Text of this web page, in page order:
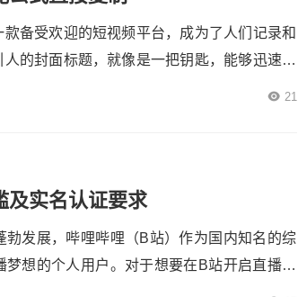
备受欢迎的短视频平台，成为了人们记录和
的封面标题，就像是一把钥匙，能够迅速打
21
及实名认证要求
发展，哔哩哔哩（B站）作为国内知名的综
想的个人用户。对于想要在B站开启直播之